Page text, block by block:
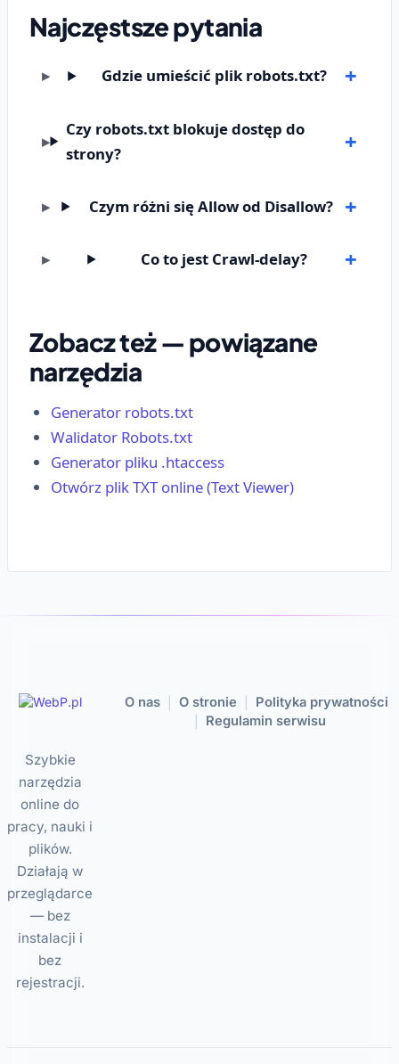
Najczęstsze pytania
Gdzie umieścić plik robots.txt?
Czy robots.txt blokuje dostęp do
strony?
Czym różni się Allow od Disallow?
Co to jest Crawl-delay?
Zobacz też — powiązane
narzędzia
Generator robots.txt
Walidator Robots.txt
Generator pliku .htaccess
Otwórz plik TXT online (Text Viewer)
Szybkie
narzędzia
online do
pracy, nauki i
plików.
Działają w
przeglądarce
— bez
instalacji i
bez
rejestracji.
O nas O stronie Polityka prywatności
Regulamin serwisu